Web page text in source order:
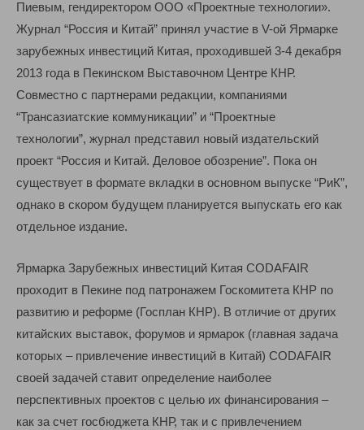
Пиевым, гендиректором ООО «Проектные технологии».
Журнал “Россия и Китай” принял участие в V-ой Ярмарке
зарубежных инвестиций Китая, проходившей 3-4 декабря
2013 года в Пекинском Выставочном Центре КНР.
Совместно с партнерами редакции, компаниями
“Трансазиатские коммуникации” и “Проектные
технологии”, журнал представил новый издательский
проект “Россия и Китай. Деловое обозрение”. Пока он
существует в формате вкладки в основном выпуске “РиК”,
однако в скором будущем планируется выпускать его как
отдельное издание.
Ярмарка Зарубежных инвестиций Китая CODAFAIR
проходит в Пекине под патронажем Госкомитета КНР по
развитию и реформе (Госплан КНР). В отличие от других
китайских выставок, форумов и ярмарок (главная задача
которых – привлечение инвестиций в Китай) CODAFAIR
своей задачей ставит определение наиболее
перспективных проектов с целью их финансирования –
как за счет госбюджета КНР, так и с привлечением